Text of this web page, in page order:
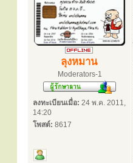
ลุงหมาน
Moderators-1
ลงทะเบียนเมื่อ: 24 พ.ค. 2011,
14:20
โพสต์: 8617